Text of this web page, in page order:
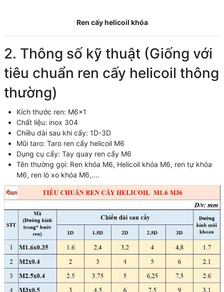
Ren cấy helicoil khóa
2. Thông số kỹ thuật (Giống với
tiêu chuẩn ren cấy helicoil thông
thường)
Kích thước ren: M6x1
Chất liệu: inox 304
Chiều dài sau khi cấy: 1D-3D
Mũi taro: Taro ren cấy helicoil M6
Dụng cụ cấy: Tay quay ren cấy M6
Tên thường gọi: Ren khóa M6, Helicoil khóa M6, ren tự khóa
M6, ren lò xo khóa M6,....